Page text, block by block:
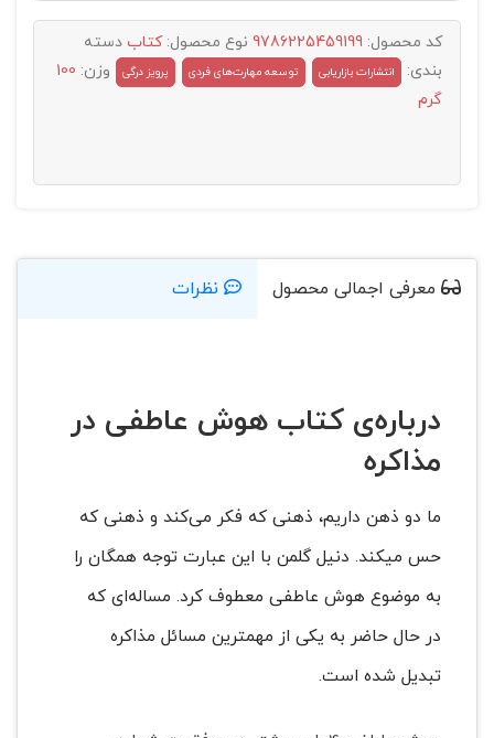
کد محصول: 9786225459199 نوع محصول:کتاب دسته
بندی:
انتشارات بازاریابی توسعه مهارت‌های فردی پرویز درگی وزن: 100
گرم
معرفی اجمالی محصول نظرات
درباره‌ی کتاب هوش عاطفی در
مذاکره
ما دو ذهن داریم، ذهنی که فکر می‌کند و ذهنی که
حس میکند. دنیل گلمن با این عبارت توجه همگان را
به موضوع هوش عاطفی معطوف کرد. مساله‌ای که
در حال حاضر به یکی از مهمترین مسائل مذاکره
تبدیل شده است.